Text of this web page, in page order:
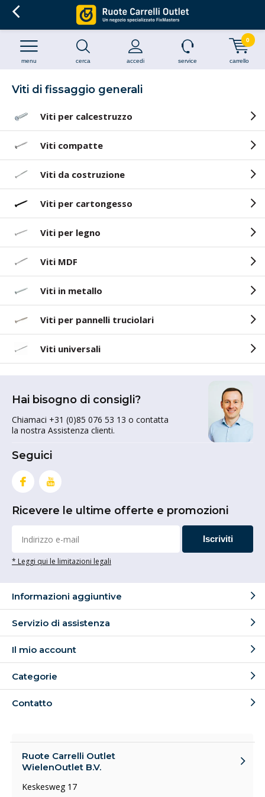
cerca accedi
menu service carrello
0
Viti di fissaggio generali
Viti per calcestruzzo
Viti compatte
Viti da costruzione
Viti per cartongesso
Viti per legno
Viti MDF
Viti in metallo
Viti per pannelli truciolari
Viti universali
Hai bisogno di consigli?
Chiamaci +31 (0)85 076 53 13 o contatta
la nostra Assistenza clienti.
Seguici
Ricevere le ultime offerte e promozioni
Iscriviti
* Leggi qui le limitazioni legali
Informazioni aggiuntive
Servizio di assistenza
Il mio account
Categorie
Contatto
Ruote Carrelli Outlet
WielenOutlet B.V.
Keskesweg 17